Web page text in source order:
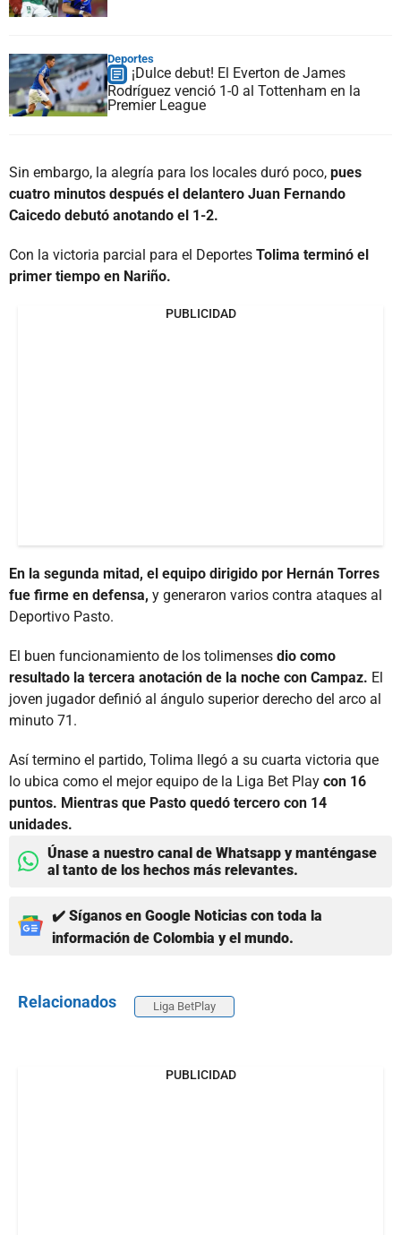
Deportes
¡Dulce debut! El Everton de James
Rodríguez venció 1-0 al Tottenham en la
Premier League
Sin embargo, la alegría para los locales duró poco, pues
cuatro minutos después el delantero Juan Fernando
Caicedo debutó anotando el 1-2.
Con la victoria parcial para el Deportes Tolima terminó el
primer tiempo en Nariño.
PUBLICIDAD
En la segunda mitad, el equipo dirigido por Hernán Torres
fue firme en defensa, y generaron varios contra ataques al
Deportivo Pasto.
El buen funcionamiento de los tolimenses dio como
resultado la tercera anotación de la noche con Campaz. El
joven jugador definió al ángulo superior derecho del arco al
minuto 71.
Así termino el partido, Tolima llegó a su cuarta victoria que
lo ubica como el mejor equipo de la Liga Bet Play con 16
puntos. Mientras que Pasto quedó tercero con 14
unidades.
Únase a nuestro canal de Whatsapp y manténgase
al tanto de los hechos más relevantes.
✔️ Síganos en Google Noticias con toda la
información de Colombia y el mundo.
Relacionados Liga BetPlay
PUBLICIDAD